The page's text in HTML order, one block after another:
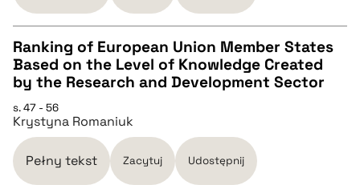
CZYSTY TEKST
pobierz cytat
BIBTEX
Ranking of European Union Member States
Based on the Level of Knowledge Created
by the Research and Development Sector
s. 47 - 56
Krystyna Romaniuk
Pełny tekst Zacytuj Udostępnij